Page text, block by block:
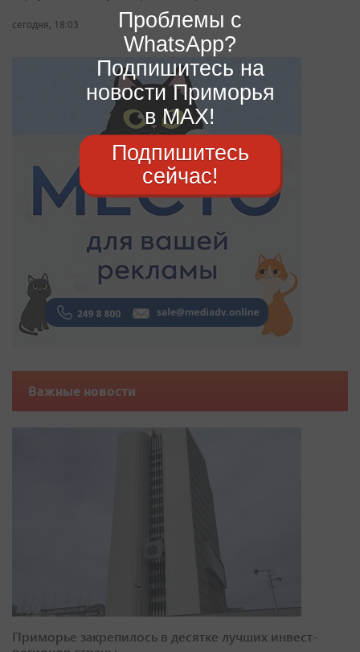
сегодня, 18:03
Важные новости
Приморье закрепилось в десятке лучших инвест-
Проблемы с
WhatsApp?
Подпишитесь на
новости Приморья
в MAX!
Подпишитесь
сейчас!